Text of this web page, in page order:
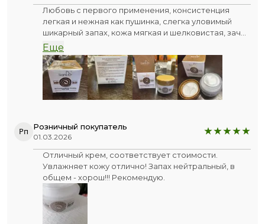
Любовь с первого применения, консистенция
легкая и нежная как пушинка, слегка уловимый
шикарный запах, кожа мягкая и шелковистая, зачёт
по всем позициям ❤️ Однозначно рекомендую к
покупке
Еще
Рп Розничный покупатель
01.03.2026
Отличный крем, соответствует стоимости.
Увлажняет кожу отлично! Запах нейтральный, в
общем - хорош!!! Рекомендую.